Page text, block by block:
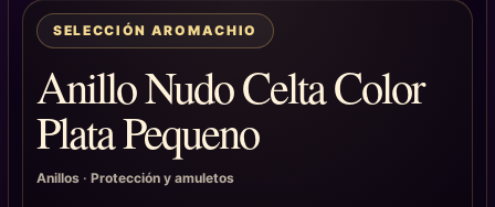
SELECCIÓN AROMACHIO
Anillo Nudo Celta Color
Plata Pequeno
Anillos · Protección y amuletos